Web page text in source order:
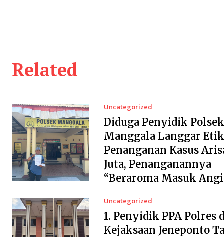
Related
Uncategorized
Diduga Penyidik Polsek
Manggala Langgar
Penanganan Kasus
Juta, Penanganannya
“Beraroma Masuk
Uncategorized
1. Penyidik PPA Polres
Kejaksaan Jeneponto